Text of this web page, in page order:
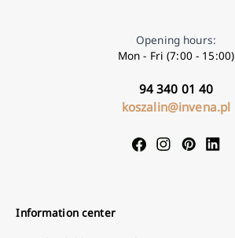
Opening hours:
Mon - Fri (7:00 - 15:00)
94 340 01 40
koszalin@invena.pl
Information center